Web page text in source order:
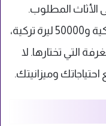
الأثاث المطلوب.
يتراوح السعر عادةً بين 10000 ليرة تركية و50000 ليرة تركية،
التي تختارها. لا
احتياجاتك وميزانيتك.